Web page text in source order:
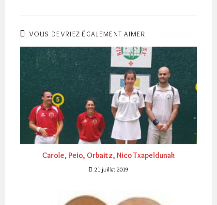
VOUS DEVRIEZ ÉGALEMENT AIMER
Carole, Peio, Orbaitz, Nico Txapeldunak
21 juillet 2019